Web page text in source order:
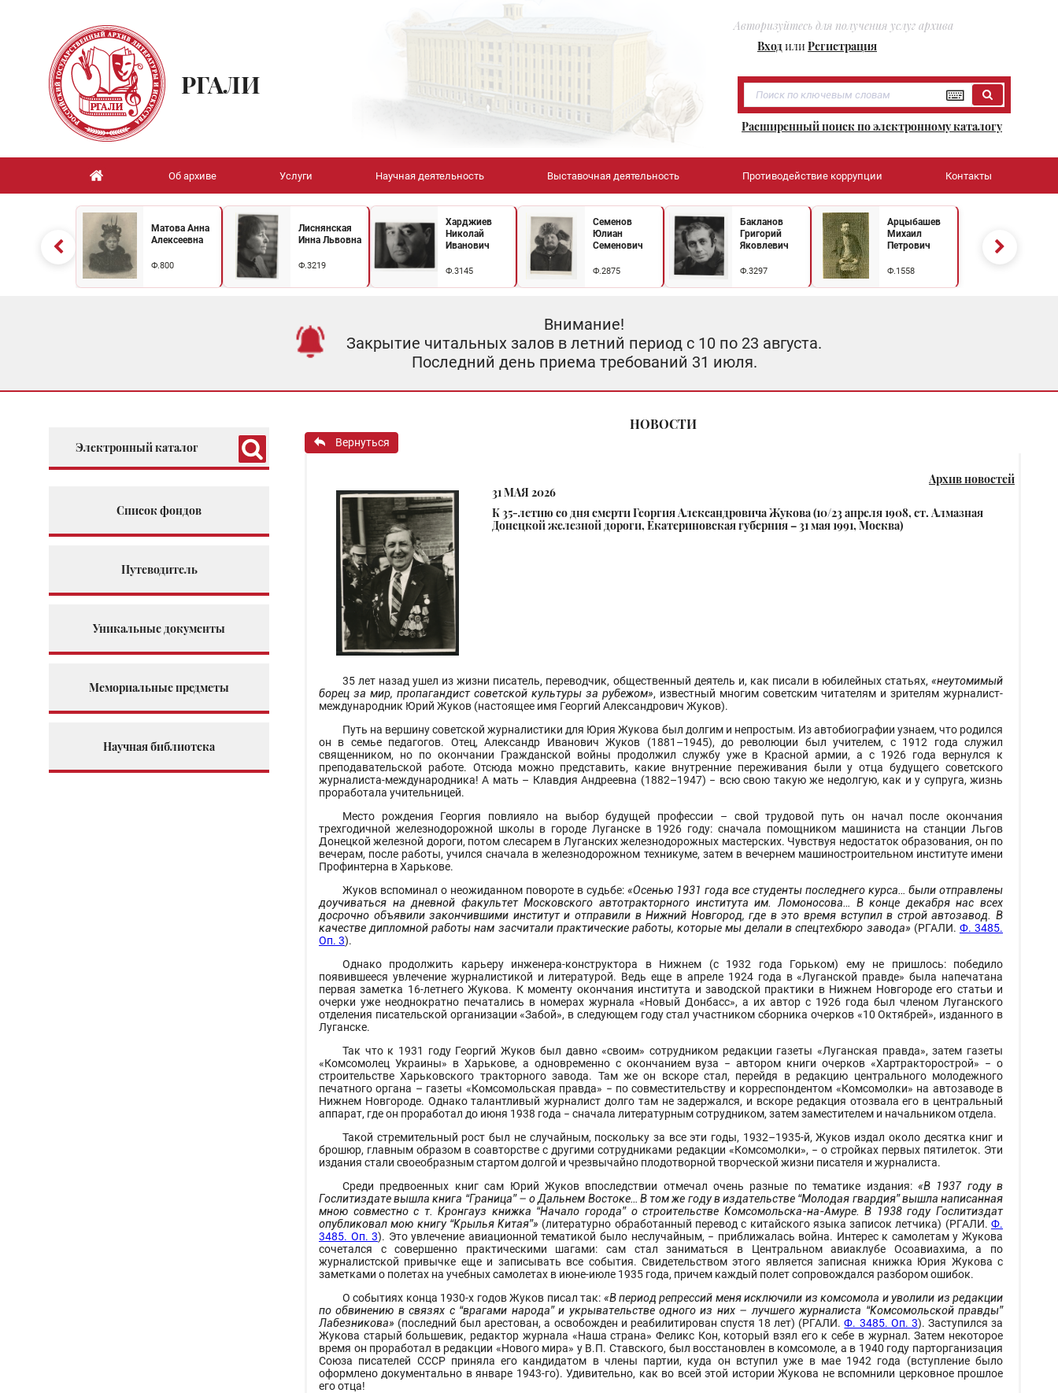
Авторизуйтесь для получения услуг архива
ВходилиРегистрация
РГАЛИ
Расширенный поиск по электронному каталогу
Об архиве Услуги Научная деятельность Выставочная деятельность Противодействие коррупции Контакты
Матова Анна
Алексеевна
Ф.800
Лиснянская
Инна Львовна
Ф.3219
Харджиев
Николай
Иванович
Ф.3145
Семенов
Юлиан
Семенович
Ф.2875
Бакланов
Григорий
Яковлевич
Ф.3297
Арцыбашев
Михаил
Петрович
Ф.1558
Внимание!
Закрытие читальных залов в летний период с 10 по 23 августа.
Последний день приема требований 31 июля.
Электронный каталог
Список фондов
Путеводитель
Уникальные документы
Мемориальные предметы
Научная библиотека
НОВОСТИ
Вернуться
Архив новостей
31 МАЯ 2026
К 35-летию со дня смерти Георгия Александровича Жукова (10/23 апреля 1908, ст. Алмазная
Донецкой железной дороги, Екатериновская губерния – 31 мая 1991, Москва)
35 лет назад ушел из жизни писатель, переводчик, общественный деятель и, как писали в юбилейных статьях, «неутомимый
борец за мир, пропагандист советской культуры за рубежом», известный многим советским читателям и зрителям журналист-
международник Юрий Жуков (настоящее имя Георгий Александрович Жуков).
Путь на вершину советской журналистики для Юрия Жукова был долгим и непростым. Из автобиографии узнаем, что родился
он в семье педагогов. Отец, Александр Иванович Жуков (1881–1945), до революции был учителем, с 1912 года служил
священником, но по окончании Гражданской войны продолжил службу уже в Красной армии, а с 1926 года вернулся к
преподавательской работе. Отсюда можно представить, какие внутренние переживания были у отца будущего советского
журналиста-международника! А мать – Клавдия Андреевна (1882–1947) − всю свою такую же недолгую, как и у супруга, жизнь
проработала учительницей.
Место рождения Георгия повлияло на выбор будущей профессии – свой трудовой путь он начал после окончания
трехгодичной железнодорожной школы в городе Луганске в 1926 году: сначала помощником машиниста на станции Льгов
Донецкой железной дороги, потом слесарем в Луганских железнодорожных мастерских. Чувствуя недостаток образования, он по
вечерам, после работы, учился сначала в железнодорожном техникуме, затем в вечернем машиностроительном институте имени
Профинтерна в Харькове.
Жуков вспоминал о неожиданном повороте в судьбе: «Осенью 1931 года все студенты последнего курса… были отправлены
доучиваться на дневной факультет Московского автотракторного института им. Ломоносова… В конце декабря нас всех
досрочно объявили закончившими институт и отправили в Нижний Новгород, где в это время вступил в строй автозавод. В
качестве дипломной работы нам засчитали практические работы, которые мы делали в спецтехбюро завода» (РГАЛИ. Ф. 3485.
Оп. 3).
Однако продолжить карьеру инженера-конструктора в Нижнем (с 1932 года Горьком) ему не пришлось: победило
появившееся увлечение журналистикой и литературой. Ведь еще в апреле 1924 года в «Луганской правде» была напечатана
первая заметка 16-летнего Жукова. К моменту окончания института и заводской практики в Нижнем Новгороде его статьи и
очерки уже неоднократно печатались в номерах журнала «Новый Донбасс», а их автор с 1926 года был членом Луганского
отделения писательской организации «Забой», в следующем году стал участником сборника очерков «10 Октябрей», изданного в
Луганске.
Так что к 1931 году Георгий Жуков был давно «своим» сотрудником редакции газеты «Луганская правда», затем газеты
«Комсомолец Украины» в Харькове, а одновременно с окончанием вуза − автором книги очерков «Хартракторострой» − о
строительстве Харьковского тракторного завода. Там же он вскоре стал, перейдя в редакцию центрального молодежного
печатного органа – газеты «Комсомольская правда» − по совместительству и корреспондентом «Комсомолки» на автозаводе в
Нижнем Новгороде. Однако талантливый журналист долго там не задержался, и вскоре редакция отозвала его в центральный
аппарат, где он проработал до июня 1938 года − сначала литературным сотрудником, затем заместителем и начальником отдела.
Такой стремительный рост был не случайным, поскольку за все эти годы, 1932–1935-й, Жуков издал около десятка книг и
брошюр, главным образом в соавторстве с другими сотрудниками редакции «Комсомолки», − о стройках первых пятилеток. Эти
издания стали своеобразным стартом долгой и чрезвычайно плодотворной творческой жизни писателя и журналиста.
Среди предвоенных книг сам Юрий Жуков впоследствии отмечал очень разные по тематике издания: «В 1937 году в
Гослитиздате вышла книга “Граница” – о Дальнем Востоке… В том же году в издательстве “Молодая гвардия” вышла написанная
мною совместно с т. Кронгауз книжка “Начало города” о строительстве Комсомольска-на-Амуре. В 1938 году Гослитиздат
опубликовал мою книгу “Крылья Китая”» (литературно обработанный перевод с китайского языка записок летчика) (РГАЛИ.Ф.
3485. Оп. 3). Это увлечение авиационной тематикой было неслучайным, − приближалась война. Интерес к самолетам у Жукова
сочетался с совершенно практическими шагами: сам стал заниматься в Центральном авиаклубе Осоавиахима, а по
журналистской привычке еще и записывать все события. Свидетельством этого является записная книжка Юрия Жукова с
заметками о полетах на учебных самолетах в июне-июле 1935 года, причем каждый полет сопровождался разбором ошибок.
О событиях конца 1930-х годов Жуков писал так: «В период репрессий меня исключили из комсомола и уволили из редакции
по обвинению в связях с “врагами народа” и укрывательстве одного из них – лучшего журналиста “Комсомольской правды”
Лабезникова» (последний был арестован, а освобожден и реабилитирован спустя 18 лет) (РГАЛИ.Ф. 3485. Оп. 3). Заступился за
Жукова старый большевик, редактор журнала «Наша страна» Феликс Кон, который взял его к себе в журнал. Затем некоторое
время он проработал в редакции «Нового мира» у В.П. Ставского, был восстановлен в комсомоле, а в 1940 году парторганизация
Союза писателей СССР приняла его кандидатом в члены партии, куда он вступил уже в мае 1942 года (вступление было
оформлено документально в январе 1943-го). Удивительно, как во всей этой истории Жукова не вспомнили церковное прошлое
его отца!